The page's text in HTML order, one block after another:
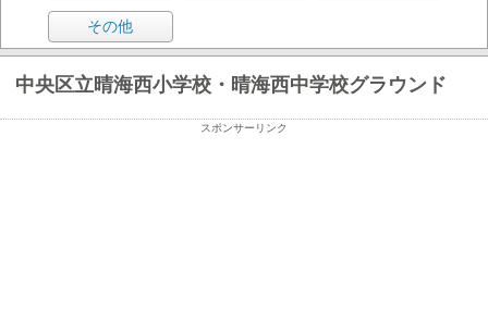
その他
中央区立晴海西小学校・晴海西中学校グラウンド
スポンサーリンク